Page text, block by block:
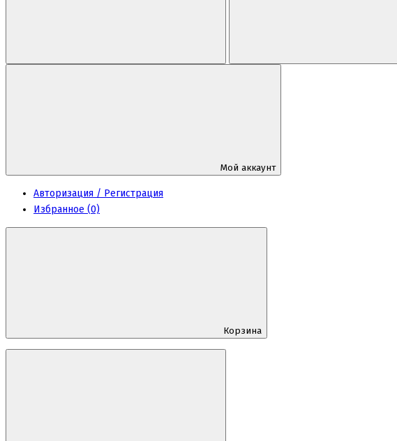
Мой аккаунт
Авторизация / Регистрация
Избранное (0)
Корзина